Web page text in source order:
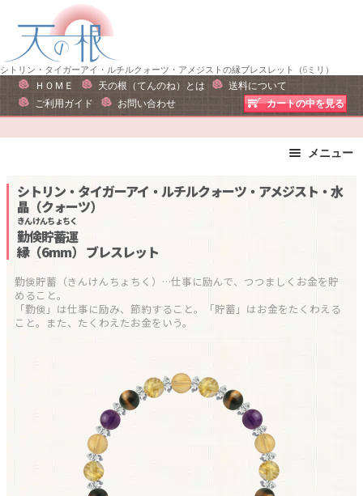
ー
ン
シトリン・タイガーアイ・ルチルクォーツ・アメジストの縁ブレスレット（6ミリ）
ＨＯＭＥ 天の根（てんのね）とは
送料について
ご利用ガイド
お問い合わせ カートの中を見る
メニュー
ピアス・イヤリング
リング
誕生石で選ぶ
干支石で選ぶ
星座石で選ぶ
石の名前で選ぶ
シトリン・タイガーアイ・ルチルクォーツ・アメジスト・水
晶（クォーツ）
勤倹貯蓄運
きんけんちょちく
縁（6mm） ブレスレット
勤倹貯蓄（きんけんちょちく）…仕事に励んで、つつましくお金を貯
めること。
「勤倹」は仕事に励み、節約すること。「貯蓄」はお金をたくわえる
こと。また、たくわえたお金をいう。